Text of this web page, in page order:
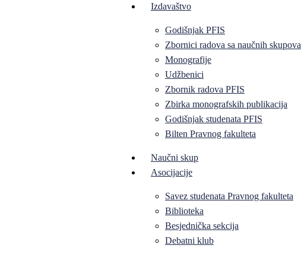
Izdavaštvo
Godišnjak PFIS
Zbornici radova sa naučnih skupova
Monografije
Udžbenici
Zbornik radova PFIS
Zbirka monografskih publikacija
Godišnjak studenata PFIS
Bilten Pravnog fakulteta
Naučni skup
Asocijacije
Savez studenata Pravnog fakulteta
Biblioteka
Besjednička sekcija
Debatni klub